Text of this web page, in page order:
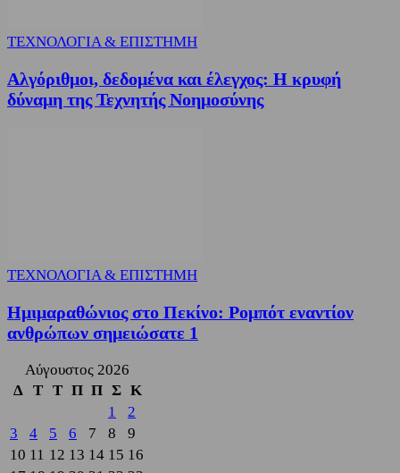
ΤΕΧΝΟΛΟΓΙΑ & ΕΠΙΣΤΗΜΗ
Αλγόριθμοι, δεδομένα και έλεγχος: Η κρυφή
δύναμη της Τεχνητής Νοημοσύνης
ΤΕΧΝΟΛΟΓΙΑ & ΕΠΙΣΤΗΜΗ
Ημιμαραθώνιος στο Πεκίνο: Ρομπότ εναντίον
ανθρώπων σημειώσατε 1
Αύγουστος 2026
Δ
Τ Τ Π Π Σ Κ
1
2
3
4 5 6 7 8
9
10 11 12 13 14 15 16